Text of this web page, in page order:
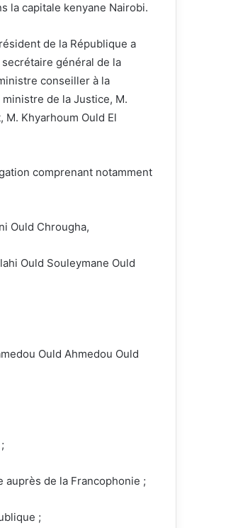
la capitale kenyane Nairobi.
de la République a
général de la
conseiller à la
de la Justice, M.
Khyarhoum Ould El
comprenant notamment
Ould Chrougha,
Ould Souleymane Ould
Ould Ahmedou Ould
auprès de la Francophonie ;
;